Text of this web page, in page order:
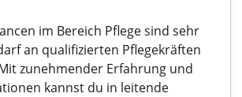
im Bereich Pflege sind sehr
an qualifizierten Pflegekräften
zunehmender Erfahrung und
kannst du in leitende